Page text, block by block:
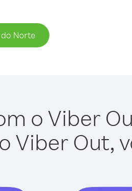
Norte
o Viber
Viber Out,